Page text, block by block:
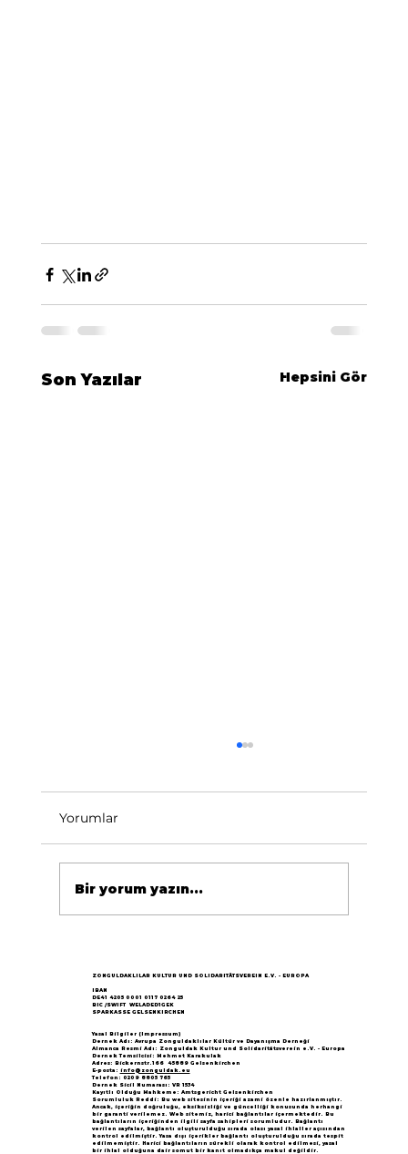
Son Yazılar Hepsini Gör
büyük yankı uyandırdı...
Yorumlar
Bir yorum yazın...
ZONGULDAKLILAR KULTUR UND SOLIDARITÄTSVEREIN E.V. - EUROPA
IBAN
DE41 4205 0001 0117 0264 25
BIC /SWIFT WELADED1GEK
SPARKASSE GELSENKIRCHEN
Yasal Bilgiler (Impressum)
Dernek Adı: Avrupa Zonguldaklılar Kültür ve Dayanışma Derneği
Almanca Resmi Adı: Zonguldak Kultur und Solidaritätsverein e.V. - Europa
Dernek Temsilcisi: Mehmet Karakulak
Adres: Bickernstr.166 45889 Gelsenkirchen
E-posta: info@zonguldak.eu
Telefon: 0209 8805 765
Dernek Sicil Numarası: VR 1534
Kayıtlı Olduğu Mahkeme: Amtsgericht Gelsenkirchen
Sorumluluk Reddi: Bu web sitesinin içeriği azami özenle hazırlanmıştır.
Ancak, içeriğin doğruluğu, eksiksizliği ve güncelliği konusunda herhangi
bir garanti verilemez. Web sitemiz, harici bağlantılar içermektedir. Bu
bağlantıların içeriğinden ilgili sayfa sahipleri sorumludur. Bağlantı
verilen sayfalar, bağlantı oluşturulduğu sırada olası yasal ihlaller açısından
kontrol edilmiştir. Yasa dışı içerikler bağlantı oluşturulduğu sırada tespit
edilmemiştir. Harici bağlantıların sürekli olarak kontrol edilmesi, yasal
bir ihlal olduğuna dair somut bir kanıt olmadıkça makul değildir.